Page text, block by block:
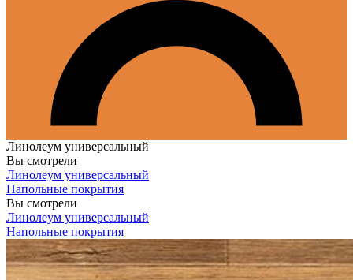
Линолеум универсальный
Вы смотрели
Линолеум универсальный
Напольные покрытия
Вы смотрели
Линолеум универсальный
Напольные покрытия